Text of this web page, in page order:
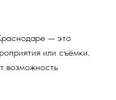
— это
или съёмки.
возможность